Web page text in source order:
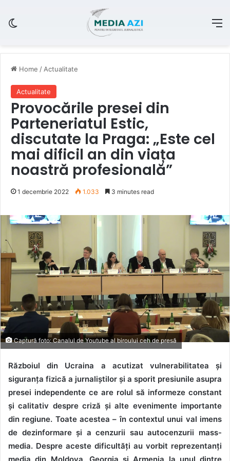
Home / Actualitate
Actualitate
Provocările presei din
Parteneriatul Estic,
discutate la Praga: „Este cel
mai dificil an din viața
noastră profesională”
1 decembrie 2022 1.033 3 minutes read
Captură foto: Canalul de Youtube al biroului ceh de presă
Războiul din Ucraina a acutizat vulnerabilitatea și
siguranța fizică a jurnaliștilor și a sporit presiunile asupra
presei independente ce are rolul să informeze constant
și calitativ despre criză și alte evenimente importante
din regiune. Toate acestea – în contextul unui val imens
de dezinformare și a cenzurii sau autocenzurii mass-
media. Despre aceste dificultăți au vorbit reprezentanți
media din Moldova, Georgia și Armenia la unul dintre